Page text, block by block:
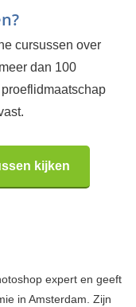
cursussen over
dan 100
kijken
expert en geeft
in Amsterdam. Zijn